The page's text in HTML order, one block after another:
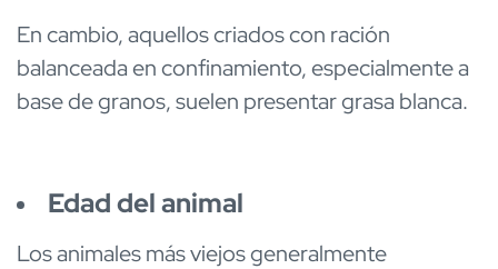
En cambio, aquellos criados con ración
balanceada en confinamiento, especialmente a
base de granos, suelen presentar grasa blanca.
Edad del animal
Los animales más viejos generalmente